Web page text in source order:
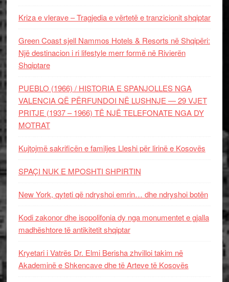
Kriza e vlerave – Tragjedia e vërtetë e tranzicionit shqiptar
Green Coast sjell Nammos Hotels & Resorts në Shqipëri:
Një destinacion i ri lifestyle merr formë në Rivierën
Shqiptare
PUEBLO (1966) / HISTORIA E SPANJOLLES NGA
VALENCIA QË PËRFUNDOI NË LUSHNJE — 29 VJET
PRITJE (1937 – 1966) TË NJË TELEFONATE NGA DY
MOTRAT
Kujtojmë sakrificën e familjes Lleshi për lirinë e Kosovës
SPAÇI NUK E MPOSHTI SHPIRTIN
New York, qyteti që ndryshoi emrin… dhe ndryshoi botën
Kodi zakonor dhe isopolifonia dy nga monumentet e gjalla
madhështore të antikitetit shqiptar
Kryetari i Vatrës Dr. Elmi Berisha zhvilloi takim në
Akademinë e Shkencave dhe të Arteve të Kosovës